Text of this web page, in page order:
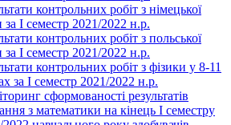
контрольних робіт з німецької
І семестр 2021/2022 н.р.
контрольних робіт з польської
І семестр 2021/2022 н.р.
контрольних робіт з фізики у 8-11
за І семестр 2021/2022 н.р.
сформованості результатів
з математики на кінець І семестру